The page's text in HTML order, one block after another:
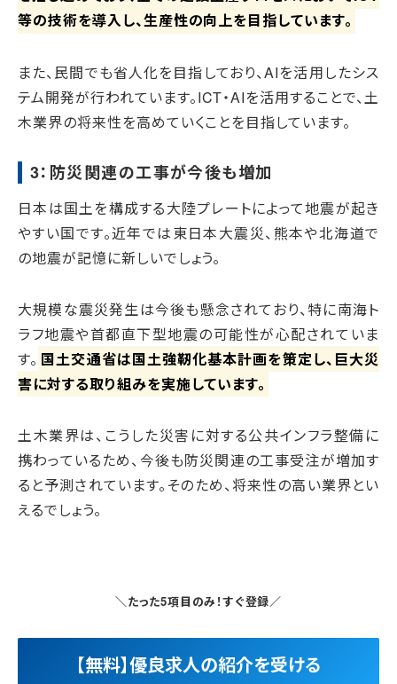
等の技術を導入し、生産性の向上を目指しています。
また、民間でも省人化を目指しており、AIを活用したシス
テム開発が行われています。ICT・AIを活用することで、土
木業界の将来性を高めていくことを目指しています。
3：防災関連の工事が今後も増加
日本は国土を構成する大陸プレートによって地震が起き
やすい国です。近年では東日本大震災、熊本や北海道で
の地震が記憶に新しいでしょう。
大規模な震災発生は今後も懸念されており、特に南海ト
ラフ地震や首都直下型地震の可能性が心配されていま
す。 国土交通省は国土強靭化基本計画を策定し、巨大災
害に対する取り組みを実施しています。
土木業界は、こうした災害に対する公共インフラ整備に
携わっているため、今後も防災関連の工事受注が増加す
ると予測されています。そのため、将来性の高い業界とい
えるでしょう。
＼たった5項目のみ！すぐ登録／
【無料】優良求人の紹介を受ける